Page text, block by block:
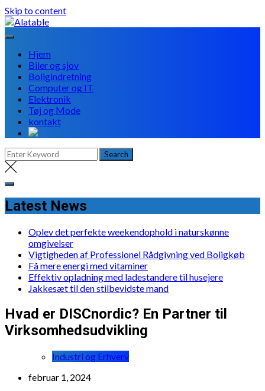
Skip to content
Hjem
Biler og sjov
Boligindretning
Computer og IT
Elektronik
Tøj og Mode
kontakt
Latest News
Oplev det perfekte weekendophold i naturskønne
omgivelser
Vigtigheden af Professionel Rådgivning ved Boligkøb
Få mere energi med vitaminer
Effektiv opladning med ladestandere til husejere
Jakkesæt til den stilbevidste mand
Hvad er DISCnordic? En Partner til
Virksomhedsudvikling
Industri og Erhverv
februar 1, 2024